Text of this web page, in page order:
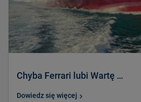
Chyba Ferrari lubi Wartę …
Dowiedz się więcej